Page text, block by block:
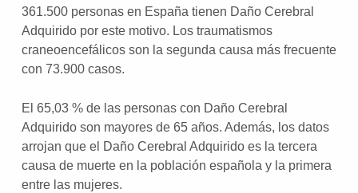
361.500 personas en España tienen Daño Cerebral
Adquirido por este motivo. Los traumatismos
craneoencefálicos son la segunda causa más frecuente
con 73.900 casos.
El 65,03 % de las personas con Daño Cerebral
Adquirido son mayores de 65 años. Además, los datos
arrojan que el Daño Cerebral Adquirido es la tercera
causa de muerte en la población española y la primera
entre las mujeres.